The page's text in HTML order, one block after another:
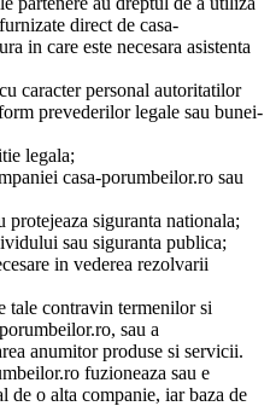
direct de casa-
in care este necesara asistenta
caracter personal autoritatilor
prevederilor legale sau bunei-
legala;
casa-porumbeilor.ro sau
siguranta nationala;
sau siguranta publica;
in vederea rezolvarii
tale contravin termenilor si
sau a
anumitor produse si servicii.
fuzioneaza sau e
de o alta companie, iar baza de